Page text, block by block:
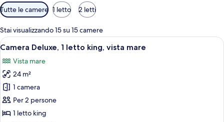
Filtri
disponibili
per
le
camere
Tutte le camere 1 letto 2 letti
Stai visualizzando 15 su 15 camere
Apri
tutte
le
foto
per
Camera
Deluxe,
Una camera d'albergo con un letto
7
Camera Deluxe, 1 letto king, vista mare
Vista mare
24 m²
1 camera
Per 2 persone
1 letto king